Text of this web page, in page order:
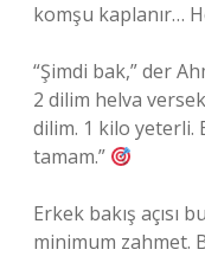
komşu kaplanır…
“Şimdi bak,” der
2 dilim helva
dilim. 1 kilo yeterli.
tamam.”
Erkek bakış açısı
minimum zahmet.